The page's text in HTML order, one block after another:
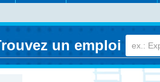
un emploi